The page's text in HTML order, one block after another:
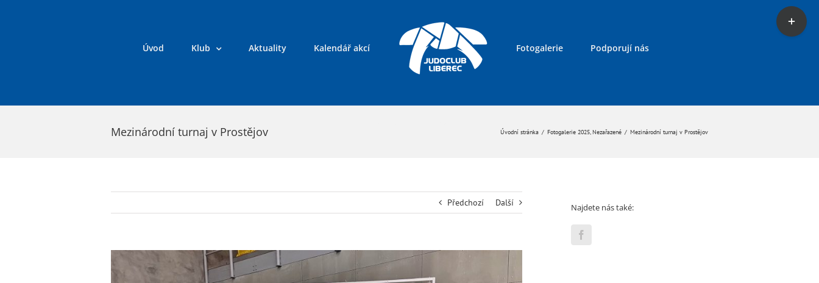
Úvod Klub Aktuality Kalendář akcí Fotogalerie Podporují nás
Mezinárodní turnaj v Prostějov Úvodní stránka / Fotogalerie 2025 Nezařazené / Mezinárodní turnaj v Prostějov
Předchozí Další
větší
Najdete nás také:
Toggle
Sliding
Bar